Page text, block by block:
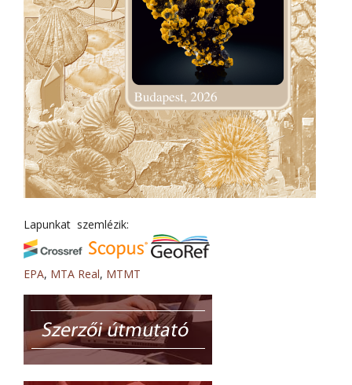
Lapunkat szemlézik:
EPA, MTA Real, MTMT